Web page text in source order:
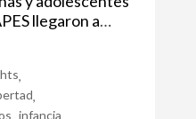
llegaron a
,
,
infancia